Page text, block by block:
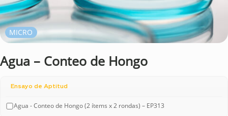
MICRO
Agua – Conteo de Hongo
Ensayo de Aptitud
Agua - Conteo de Hongo (2 ítems x 2 rondas) – EP313